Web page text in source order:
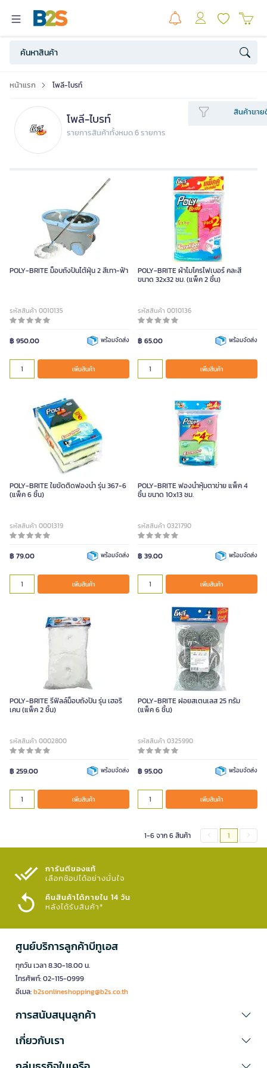
หน้าแรก โพลี-ไบรท์
โพลี-ไบรท์
รายการสินค้าทั้งหมด 6 รายการ
สินค้าขาย
POLY-BRITE ม็อบถังปั่นไต้ฝุ่น 2 สีเทา-ฟ้า
รหัสสินค้า 0010135
฿ 950.00 พร้อมจัดส่ง
เพิ่มสินค้า
POLY-BRITE ผ้าไมโครไฟเบอร์ คละสี
ขนาด 32x32 ซม. (แพ็ค 2 ชิ้น)
รหัสสินค้า 0010136
฿ 65.00 พร้อมจัดส่ง
เพิ่มสินค้า
POLY-BRITE ใยขัดติดฟองน้ำ รุ่น 367-6
(แพ็ค 6 ชิ้น)
รหัสสินค้า 0001319
฿ 79.00 พร้อมจัดส่ง
เพิ่มสินค้า
POLY-BRITE ฟองน้ำหุ้มตาข่าย แพ็ค 4
ชิ้น ขนาด 10x13 ซม.
รหัสสินค้า 0321790
฿ 39.00 พร้อมจัดส่ง
เพิ่มสินค้า
POLY-BRITE รีฟิลล์ม็อบถังปั่น รุ่น เฮอริ
เคน (แพ็ค 2 ชิ้น)
รหัสสินค้า 0002800
฿ 259.00 พร้อมจัดส่ง
เพิ่มสินค้า
POLY-BRITE ฝอยสเตนเลส 25 กรัม
(แพ็ค 6 ชิ้น)
รหัสสินค้า 0325990
฿ 95.00 พร้อมจัดส่ง
เพิ่มสินค้า
1-6 จาก 6 สินค้า 1
การันตีของแท้
เลือกช้อปได้อย่างมั่นใจ​
คืนสินค้าได้ภายใน 14 วัน
หลังได้รับสินค้า*
ศูนย์บริการลูกค้าบีทูเอส
ทุกวัน เวลา 8.30-18.00 น.
โทรศัพท์: 02-115-0999
อีเมล:b2sonlineshopping@b2s.co.th
การสนับสนุนลูกค้า
เกี่ยวกับเรา